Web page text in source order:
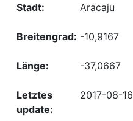
Aracaju
-10,9167
-37,0667
2017-08-16